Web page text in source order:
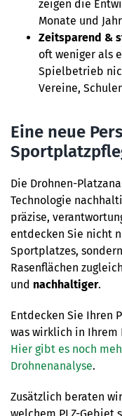
zeigen die
Monate und
Zeitsparend &
oft weniger als
Spielbetrieb
Vereine,
Eine neue
Die Drohnen-
Technologie
präzise,
entdecken Sie nicht
Sportplatzes,
Rasenflächen zugleich
und nachhaltiger.
Entdecken Sie Ihren
was wirklich in Ihrem
Hier gibt es noch
Drohnenanalyse.
Zusätzlich beraten